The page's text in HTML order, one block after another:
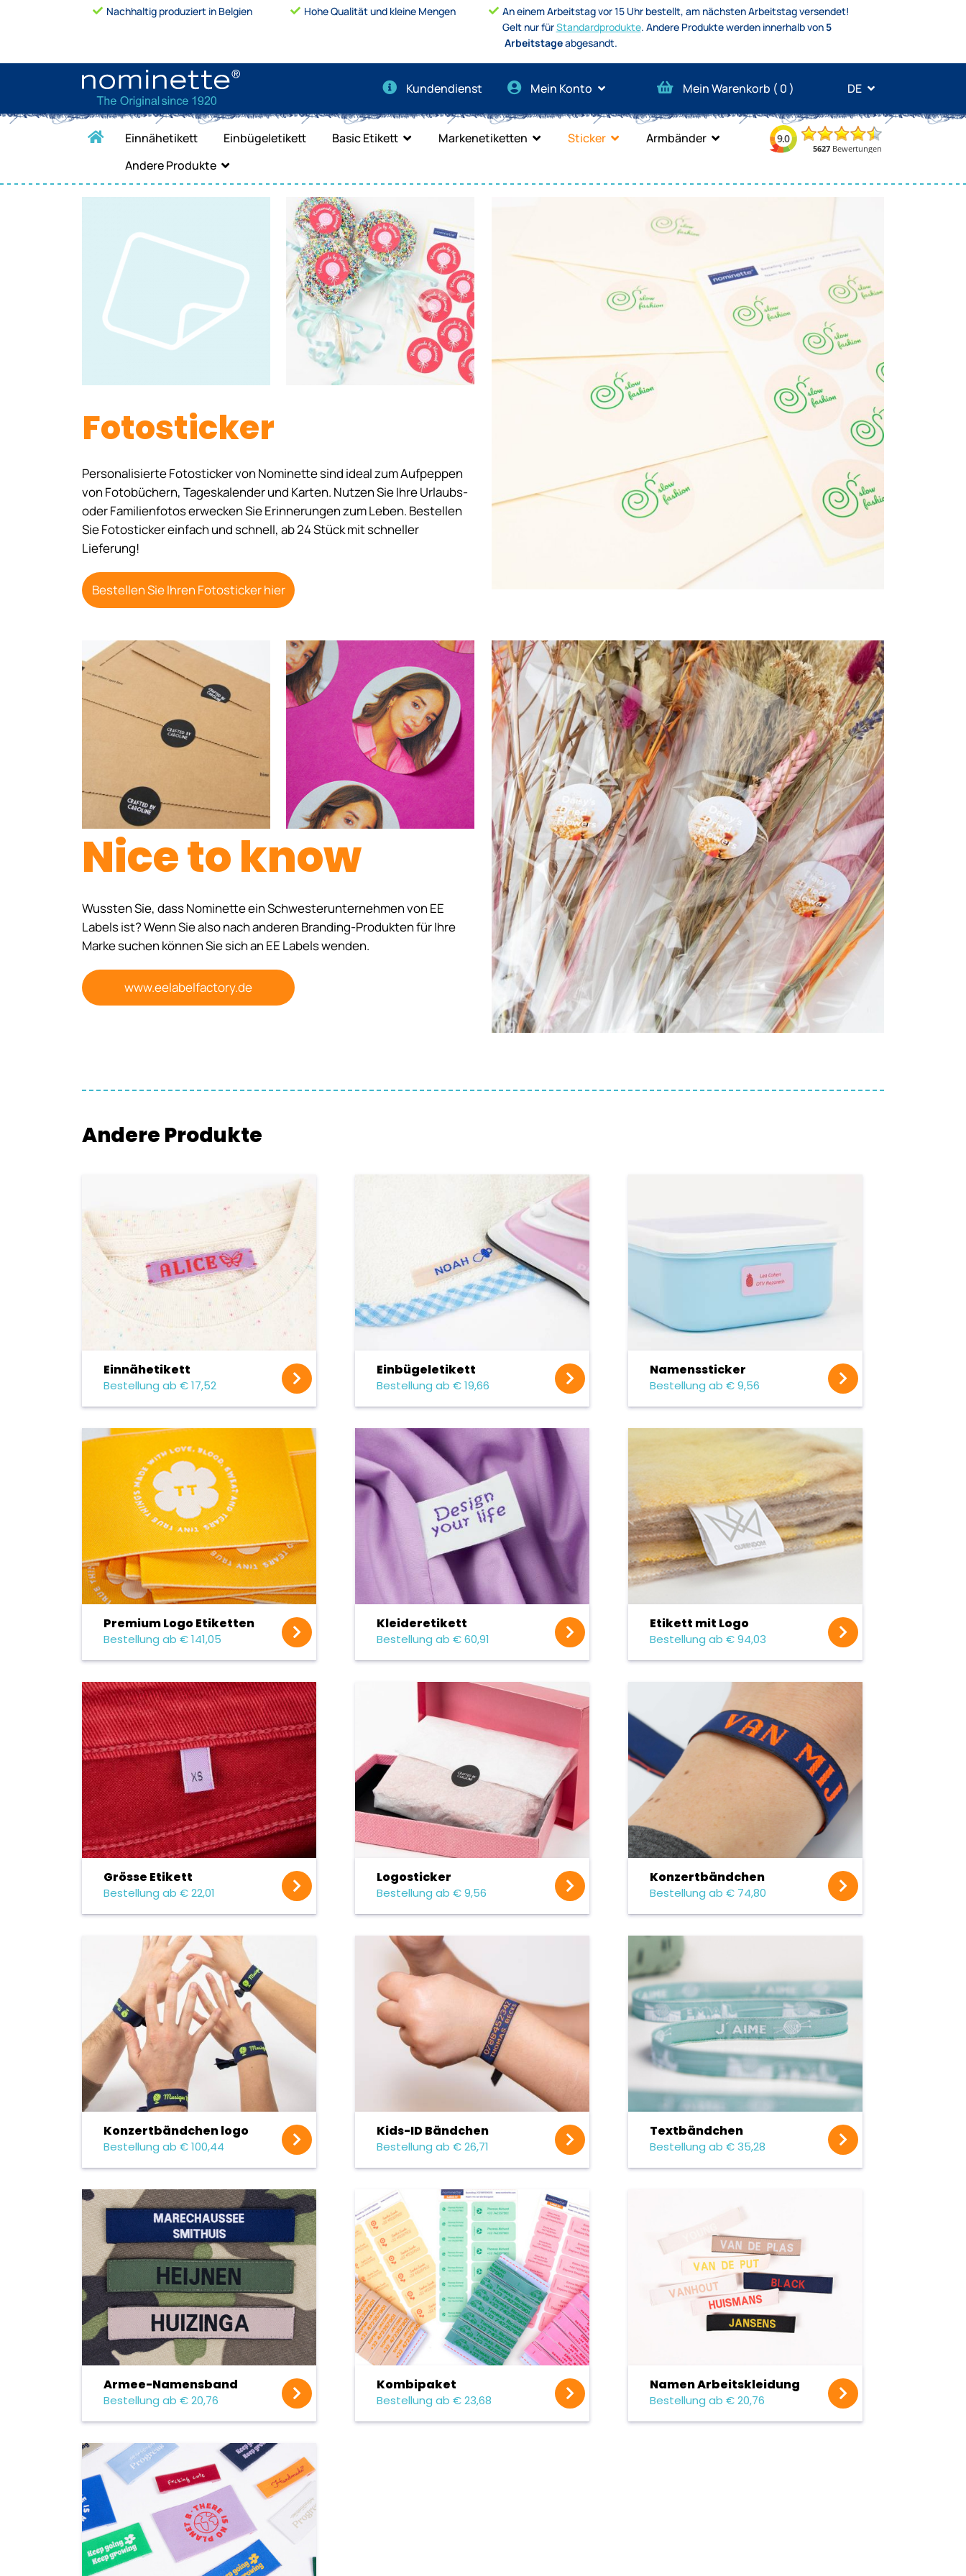
Nachhaltig produziert in Belgien Hohe Qualität und kleine Mengen
An einem Arbeitstag vor 15 Uhr bestellt, am nächsten Arbeitstag versendet!
Gelt nur fürStandardprodukte. Andere Produkte werden innerhalb von 5
Arbeitstageabgesandt.
Kundendienst Mein Konto Mein Warenkorb ( 0) DE
Einnähetikett Einbügeletikett Basic Etikett Markenetiketten Sticker
Armbänder
Andere Produkte
Fotosticker
Personalisierte Fotosticker von Nominette sind ideal zum Aufpeppen
von Fotobüchern, Tageskalender und Karten. Nutzen Sie Ihre Urlaubs-
oder Familienfotos erwecken Sie Erinnerungen zum Leben. Bestellen
Sie Fotosticker einfach und schnell, ab 24 Stück mit schneller
Lieferung!
Bestellen Sie Ihren Fotosticker hier
Nice to know
Wussten Sie, dass Nominette ein Schwesterunternehmen von EE
Labels ist? Wenn Sie also nach anderen Branding-Produkten für Ihre
Marke suchen können Sie sich an EE Labels wenden.
www.eelabelfactory.de
Andere Produkte
Einnäh­etikett
Bestellung ab € 17,52
Einbügel­etikett
Bestellung ab € 19,66
Namens­sticker
Bestellung ab € 9,56
Premium Logo Etiketten
Bestellung ab € 141,05
Kleider­etikett
Bestellung ab € 60,91
Etikett mit Logo
Bestellung ab € 94,03
Grösse Etikett
Bestellung ab € 22,01
Logosticker
Bestellung ab € 9,56
Konzert­bändchen
Bestellung ab € 74,80
Konzert­bändchen logo
Bestellung ab € 100,44
Kids-ID Bändchen
Bestellung ab € 26,71
Text­bändchen
Bestellung ab € 35,28
Armee-Namensband
Bestellung ab € 20,76
Kombipaket
Bestellung ab € 23,68
Namen Arbeitskleidung
Bestellung ab € 20,76